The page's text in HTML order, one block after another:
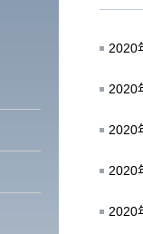
2020
2020
2020
2020
2020